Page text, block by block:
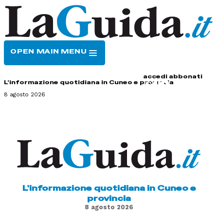
OPEN MAIN MENU
accedi abbonati
L'informazione quotidiana in Cuneo e provincia
8 agosto 2026
L'informazione quotidiana in Cuneo e
provincia
8 agosto 2026